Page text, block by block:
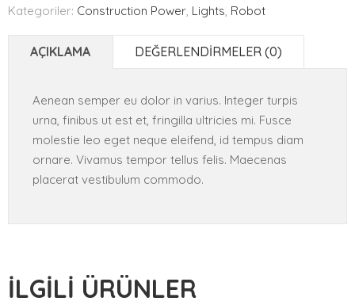
Kategoriler: Construction Power, Lights, Robot
AÇIKLAMA DEĞERLENDIRMELER (0)
Aenean semper eu dolor in varius. Integer turpis
urna, finibus ut est et, fringilla ultricies mi. Fusce
molestie leo eget neque eleifend, id tempus diam
ornare. Vivamus tempor tellus felis. Maecenas
placerat vestibulum commodo.
İLGILI ÜRÜNLER